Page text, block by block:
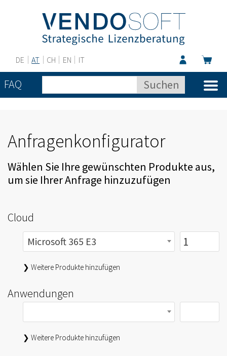
DE AT CH EN IT
FAQ
Anfragenkonfigurator
Wählen Sie Ihre gewünschten Produkte aus,
um sie Ihrer Anfrage hinzuzufügen
Cloud
Microsoft 365 E3
❯ Weitere Produkte hinzufügen
Anwendungen
❯ Weitere Produkte hinzufügen